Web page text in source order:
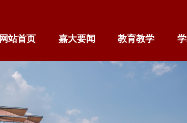
网站首页 嘉大要闻 教育教学